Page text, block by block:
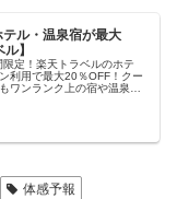
ル・温泉宿が最大
】
定！楽天トラベルのホテ
利用で最大20％OFF！クー
ワンランク上の宿や温泉宿
体感予報